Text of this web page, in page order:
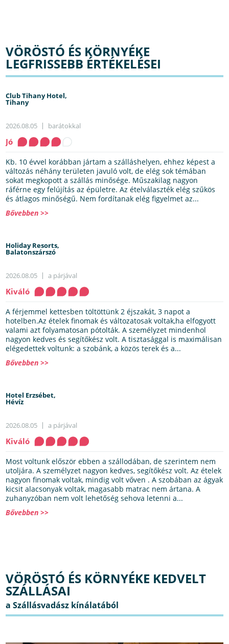
VÖRÖSTÓ ÉS KÖRNYÉKE
LEGFRISSEBB ÉRTÉKELÉSEI
Club Tihany Hotel,
Tihany
2026.08.05 barátokkal
Jó
Kb. 10 évvel korábban jártam a szálláshelyen, ehhez képest a
változás néhány területen javuló volt, de elég sok témában
sokat megkopott a szállás minősége. Műszakilag nagyon
ráférne egy felújítás az épületre. Az ételválaszték elég szűkös
és átlagos minőségű. Nem fordítanak elég figyelmet az...
Bővebben >>
Holiday Resorts,
Balatonszárszó
2026.08.05 a párjával
Kiváló
A férjemmel kettesben töltöttünk 2 éjszakát, 3 napot a
hotelben.Az ételek finomak és változatosak voltak,ha elfogyott
valami azt folyamatosan pótolták. A személyzet mindenhol
nagyon kedves és segítőkész volt. A tisztasággal is maximálisan
elégedettek voltunk: a szobánk, a közös terek és a...
Bővebben >>
Hotel Erzsébet,
Hévíz
2026.08.05 a párjával
Kiváló
Most voltunk először ebben a szállodában, de szerintem nem
utoljára. A személyzet nagyon kedves, segítőkész volt. Az ételek
nagyon finomak voltak, mindig volt vőven . A szobában az ágyak
kicsit alacsonyak voltak, magasabb matrac nem ártana. A
zuhanyzóban nem volt lehetőség sehova letenni a...
Bővebben >>
VÖRÖSTÓ ÉS KÖRNYÉKE KEDVELT
SZÁLLÁSAI